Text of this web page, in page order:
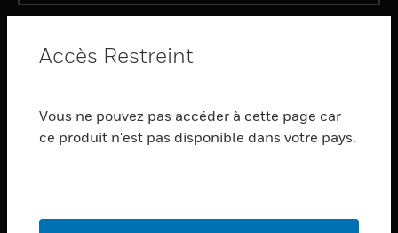
toggle view
SERVICES
toggle view
Accès Restreint
Vous ne pouvez pas accéder à cette page car
ce produit n'est pas disponible dans votre pays.